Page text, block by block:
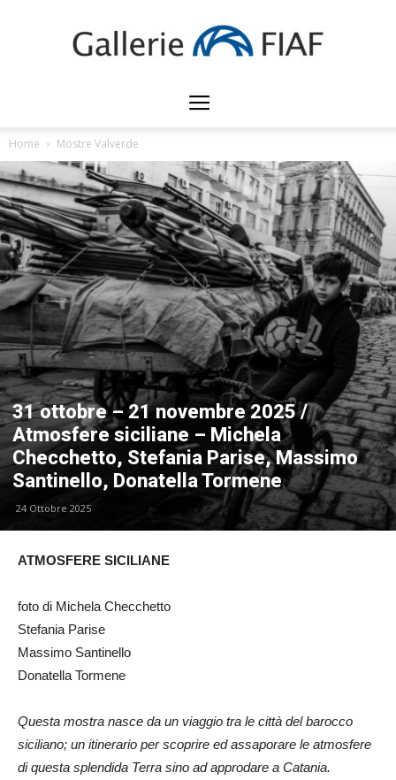
Gallerie
FIAF
Home Mostre Valverde
31 ottobre – 21 novembre 2025 /
Atmosfere siciliane – Michela
Checchetto, Stefania Parise, Massimo
Santinello, Donatella Tormene
24 Ottobre 2025
ATMOSFERE SICILIANE
foto di Michela Checchetto
Stefania Parise
Massimo Santinello
Donatella Tormene
Questa mostra nasce da un viaggio tra le città del barocco
siciliano; un itinerario per scoprire ed assaporare le atmosfere
di questa splendida Terra sino ad approdare a Catania.